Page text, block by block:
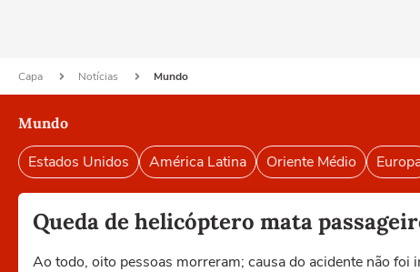
Capa Notícias Mundo
Mundo
Estados Unidos América Latina Oriente Médio
Queda de helicóptero mata
Ao todo, oito pessoas morreram; causa do acidente não foi